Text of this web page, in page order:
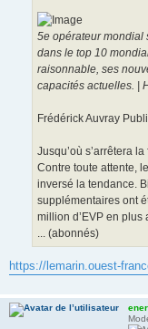
5e opérateur mondial
dans le top 10
raisonnable, ses
capacités actuelles. |
Frédérick Auvray
Jusqu’où s’arrêtera
Contre toute attente,
inversé la tendance.
supplémentaires ont
million d’EVP en plus
... (abonnés)
https://lemarin.ouest-